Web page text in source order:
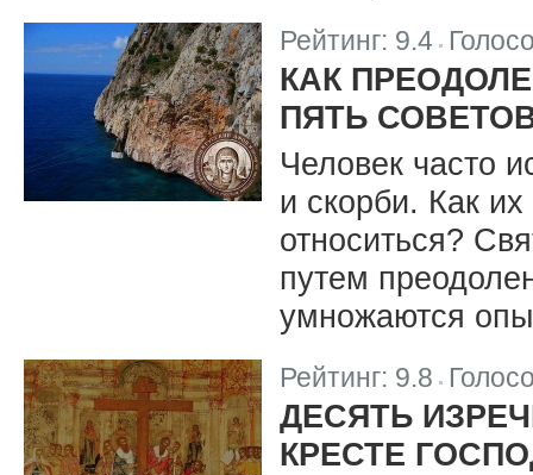
Рейтинг: 9.4
КАК
ПЯТЬ
Человек часто
и скорби. Как
относиться?
путем
умножаются
Рейтинг: 9.8
ДЕСЯТЬ
КРЕСТЕ